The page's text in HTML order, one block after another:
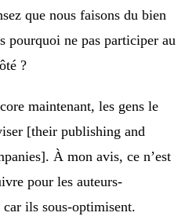
que nous faisons du bien
pourquoi ne pas participer au
?
maintenant, les gens le
[their publishing and
À mon avis, ce n’est
pour les auteurs-
ils sous-optimisent.